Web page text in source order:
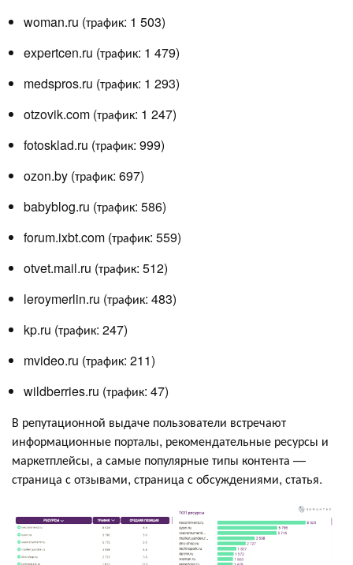
woman.ru (трафик: 1 503)
expertcen.ru (трафик: 1 479)
medspros.ru (трафик: 1 293)
otzovik.com (трафик: 1 247)
fotosklad.ru (трафик: 999)
ozon.by (трафик: 697)
babyblog.ru (трафик: 586)
forum.ixbt.com (трафик: 559)
otvet.mail.ru (трафик: 512)
leroymerlin.ru (трафик: 483)
kp.ru (трафик: 247)
mvideo.ru (трафик: 211)
wildberries.ru (трафик: 47)
В репутационной выдаче пользователи встречают
информационные порталы, рекомендательные ресурсы и
маркетплейсы, а самые популярные типы контента —
страница с отзывами, страница с обсуждениями, статья.